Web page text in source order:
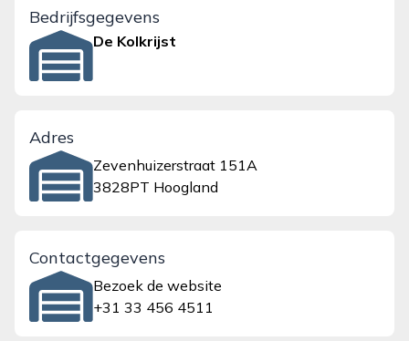
Bedrijfsgegevens
De Kolkrijst
Adres
Zevenhuizerstraat 151A
3828PT Hoogland
Contactgegevens
Bezoek de website
+31 33 456 4511